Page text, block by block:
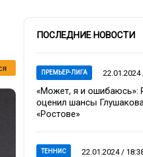
ПОСЛЕДНИЕ НОВОСТИ
ПРЕМЬЕР-ЛИГА 22.01.2024
«Может, я и ошибаюсь»:
оценил шансы
«Ростове»
ТЕННИС 22.01.2024 /